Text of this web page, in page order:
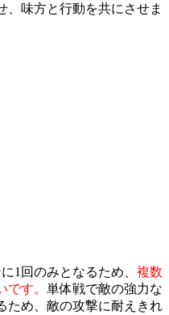
、味方と行動を共にさせま
1回のみとなるため、 複数
す。 単体戦で敵の強力な
ため、敵の攻撃に耐えきれ